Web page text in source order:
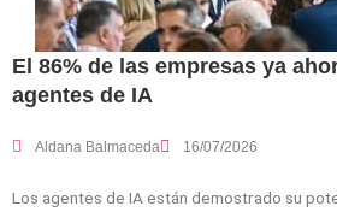
El 86% de las empresas ya
agentes de IA
Aldana Balmaceda 16/07/2026
Los agentes de IA están demostrado su